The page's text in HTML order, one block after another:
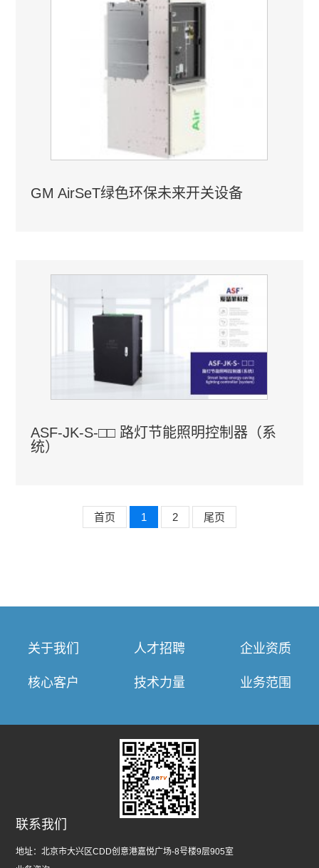
GM AirSeT绿色环保未来开关设备
ASF-JK-S-□□ 路灯节能照明控制器（系
统）
首页 1 2 尾页
关于我们 人才招聘 企业资质
核心客户 技术力量 业务范围
联系我们
地址：北京市大兴区CDD创意港嘉悦广场-8号楼9层905室